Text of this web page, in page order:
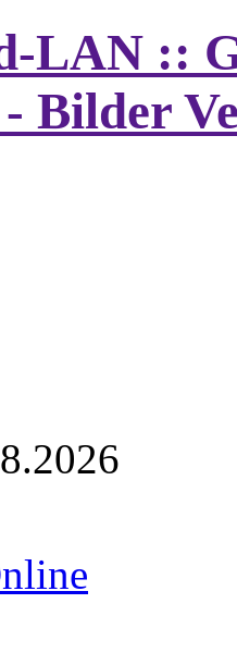
LAN ::
Bilder